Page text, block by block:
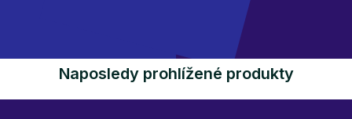
Naposledy prohlížené produkty